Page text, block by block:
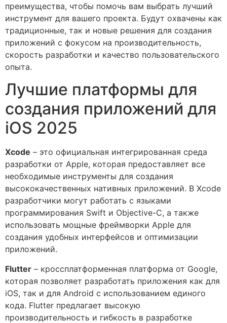
преимущества, чтобы помочь вам выбрать лучший
инструмент для вашего проекта. Будут охвачены как
традиционные, так и новые решения для создания
приложений с фокусом на производительность,
скорость разработки и качество пользовательского
опыта.
Лучшие платформы для
создания приложений для
iOS 2025
Xcode – это официальная интегрированная среда
разработки от Apple, которая предоставляет все
необходимые инструменты для создания
высококачественных нативных приложений. В Xcode
разработчики могут работать с языками
программирования Swift и Objective-C, а также
использовать мощные фреймворки Apple для
создания удобных интерфейсов и оптимизации
приложений.
Flutter – кроссплатформенная платформа от Google,
которая позволяет разработать приложения как для
iOS, так и для Android с использованием единого
кода. Flutter предлагает высокую
производительность и гибкость в разработке